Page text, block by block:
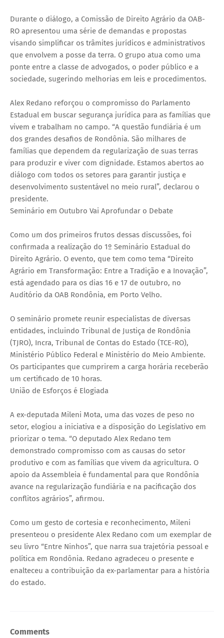
Durante o diálogo, a Comissão de Direito Agrário da OAB-
RO apresentou uma série de demandas e propostas
visando simplificar os trâmites jurídicos e administrativos
que envolvem a posse da terra. O grupo atua como uma
ponte entre a classe de advogados, o poder público e a
sociedade, sugerindo melhorias em leis e procedimentos.
Alex Redano reforçou o compromisso do Parlamento
Estadual em buscar segurança jurídica para as famílias que
vivem e trabalham no campo. “A questão fundiária é um
dos grandes desafios de Rondônia. São milhares de
famílias que dependem da regularização de suas terras
para produzir e viver com dignidade. Estamos abertos ao
diálogo com todos os setores para garantir justiça e
desenvolvimento sustentável no meio rural”, declarou o
presidente.
Seminário em Outubro Vai Aprofundar o Debate
Como um dos primeiros frutos dessas discussões, foi
confirmada a realização do 1º Seminário Estadual do
Direito Agrário. O evento, que tem como tema “Direito
Agrário em Transformação: Entre a Tradição e a Inovação”,
está agendado para os dias 16 e 17 de outubro, no
Auditório da OAB Rondônia, em Porto Velho.
O seminário promete reunir especialistas de diversas
entidades, incluindo Tribunal de Justiça de Rondônia
(TJRO), Incra, Tribunal de Contas do Estado (TCE-RO),
Ministério Público Federal e Ministério do Meio Ambiente.
Os participantes que cumprirem a carga horária receberão
um certificado de 10 horas.
União de Esforços é Elogiada
A ex-deputada Mileni Mota, uma das vozes de peso no
setor, elogiou a iniciativa e a disposição do Legislativo em
priorizar o tema. “O deputado Alex Redano tem
demonstrado compromisso com as causas do setor
produtivo e com as famílias que vivem da agricultura. O
apoio da Assembleia é fundamental para que Rondônia
avance na regularização fundiária e na pacificação dos
conflitos agrários”, afirmou.
Como um gesto de cortesia e reconhecimento, Mileni
presenteou o presidente Alex Redano com um exemplar de
seu livro “Entre Ninhos”, que narra sua trajetória pessoal e
política em Rondônia. Redano agradeceu o presente e
enalteceu a contribuição da ex-parlamentar para a história
do estado.
Comments